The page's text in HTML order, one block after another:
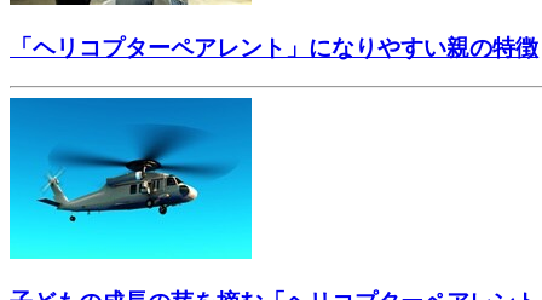
「ヘリコプターペアレント」になりやすい親の特徴